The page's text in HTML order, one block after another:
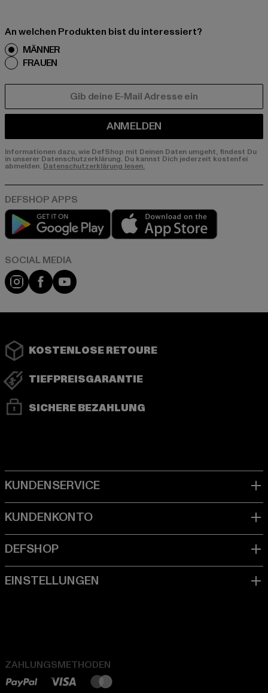
An welchen Produkten bist du interessiert?
MÄNNER
FRAUEN
ANMELDEN
Informationen dazu, wie DefShop mit Deinen Daten umgeht, findest Du
in unserer Datenschutzerklärung. Du kannst Dich jederzeit kostenfei
abmelden. Datenschutzerklärung lesen.
Play market
Instagram
FacebookYouTube
KOSTENLOSE RETOURE
TIEFPREISGARANTIE
SICHERE BEZAHLUNG
ZAHLUNGSMETHODEN